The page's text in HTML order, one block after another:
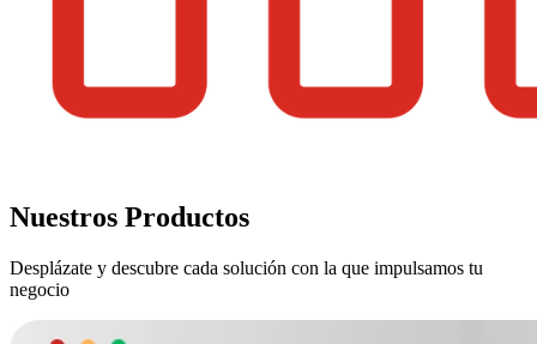
Nuestros Productos
Desplázate y descubre cada solución con la que impulsamos tu
negocio